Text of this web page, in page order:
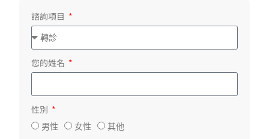
諮詢項目
您的姓名
性別
男性 女性 其他